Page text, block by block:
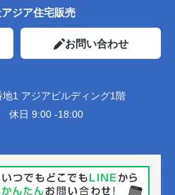
ジア住宅販売
お問い合わせ
1 アジアビルディング1階
休日 9:00 -18:00